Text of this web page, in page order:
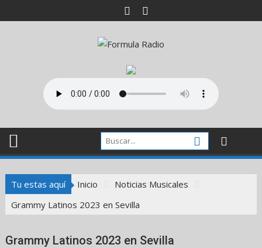
al
Tu estas aquí Inicio
Noticias Musicales
Grammy Latinos 2023 en Sevilla
Grammy Latinos 2023 en Sevilla